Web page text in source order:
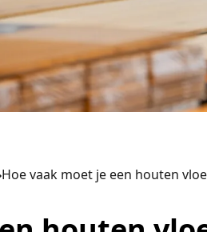
Hoe vaak moet je een houten